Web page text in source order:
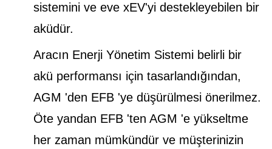
sistemini ve eve xEV'yi destekleyebilen bir
aküdür.
Aracın Enerji Yönetim Sistemi belirli bir
akü performansı için tasarlandığından,
AGM 'den EFB 'ye düşürülmesi önerilmez.
Öte yandan EFB 'ten AGM 'e yükseltme
her zaman mümkündür ve müşterinizin